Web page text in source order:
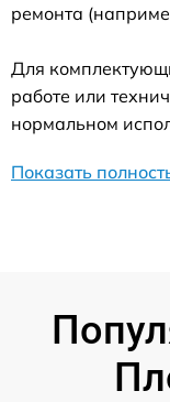
ремонта
Для
работе или
нормальном
Показать